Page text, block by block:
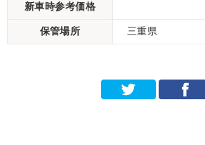
新車時参考価格
保管場所 三重県